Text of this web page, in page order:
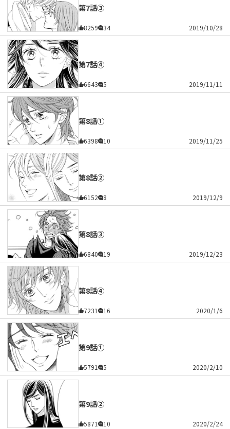
第7話③
8259 34 2019/10/28
第7話④
6643 5 2019/11/11
第8話①
6398 10 2019/11/25
第8話②
6152 8 2019/12/9
第8話③
6840 19 2019/12/23
第8話④
7231 16 2020/1/6
第9話①
5791 5 2020/2/10
第9話②
5871 10 2020/2/24